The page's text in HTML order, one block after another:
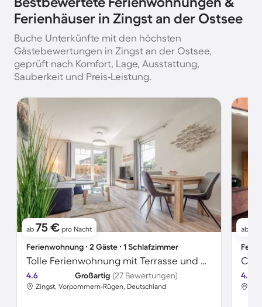
Ferienhäuser in Zingst an der Ostsee
Buche Unterkünfte mit den höchsten
Gästebewertungen in Zingst an der Ostsee,
geprüft nach Komfort, Lage, Ausstattung,
Sauberkeit und Preis-Leistung.
ab 75 € pro Nacht
Ferienwohnung ∙ 2 Gäste ∙ 1 Schlafzimmer
Tolle Ferienwohnung mit Terrasse und Garten
4.6 Großartig (27 Bewertungen)
Zingst, Vorpommern-Rügen, Deutschland
ab
4.8